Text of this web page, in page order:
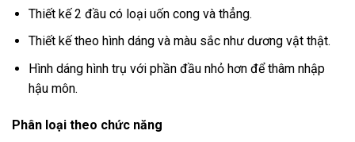
Thiết kế 2 đầu có loại uốn cong và thẳng.
Thiết kế theo hình dáng và màu sắc như dương vật thật.
Hình dáng hình trụ với phần đầu nhỏ hơn để thâm nhập
hậu môn.
Phân loại theo chức năng